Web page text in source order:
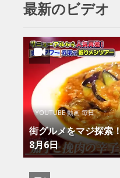
最新のビデオ
YOUTUBE 動画 毎日
街グルメをマジ探
8月6日